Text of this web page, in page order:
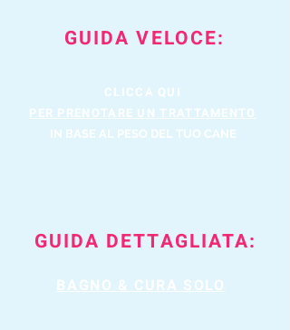
GUIDA VELOCE:
CLICCA QUI
PER PRENOTARE UN TRATTAMENTO
IN BASE AL PESO DEL TUO CANE
GUIDA DETTAGLIATA:
BAGNO & CURA SOLO